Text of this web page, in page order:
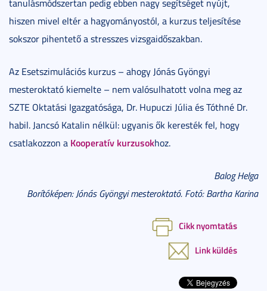
tanulásmódszertan pedig ebben nagy segítséget nyújt,
hiszen mivel eltér a hagyományostól, a kurzus teljesítése
sokszor pihentető a stresszes vizsgaidőszakban.
Az Esetszimulációs kurzus – ahogy Jónás Gyöngyi
mesteroktató kiemelte – nem valósulhatott volna meg az
SZTE Oktatási Igazgatósága, Dr. Hupuczi Júlia és Tóthné Dr.
habil. Jancsó Katalin nélkül: ugyanis ők keresték fel, hogy
csatlakozzon a Kooperatív kurzusokhoz.
Balog Helga
Borítóképen: Jónás Gyöngyi mesteroktató. Fotó: Bartha Karina
Cikk nyomtatás
Link küldés